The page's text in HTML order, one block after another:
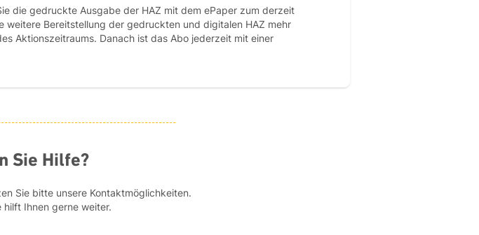
die gedruckte Ausgabe der HAZ mit dem ePaper zum derzeit
weitere Bereitstellung der gedruckten und digitalen HAZ mehr
Aktionszeitraums. Danach ist das Abo jederzeit mit einer
Sie Hilfe?
Sie bitte unsere Kontaktmöglichkeiten.
hilft Ihnen gerne weiter.